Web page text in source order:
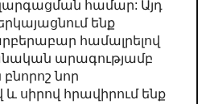
համար: Այդ
ենք
համալրելով
արագությամբ
նոր
սիրով հրավիրում ենք